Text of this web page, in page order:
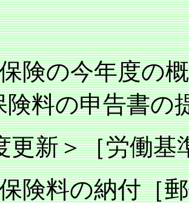
険の今年度の
険料の申告書の
更新＞［労働基
険料の納付［